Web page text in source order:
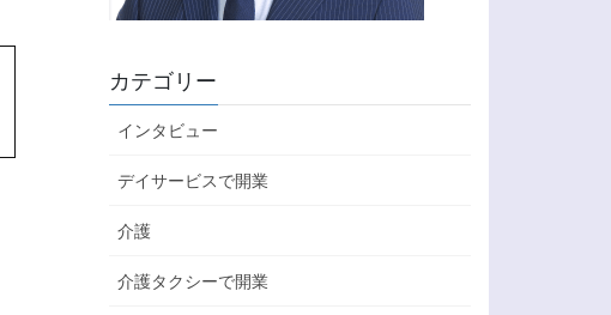
カテゴリー
インタビュー
デイサービスで開業
介護
介護タクシーで開業